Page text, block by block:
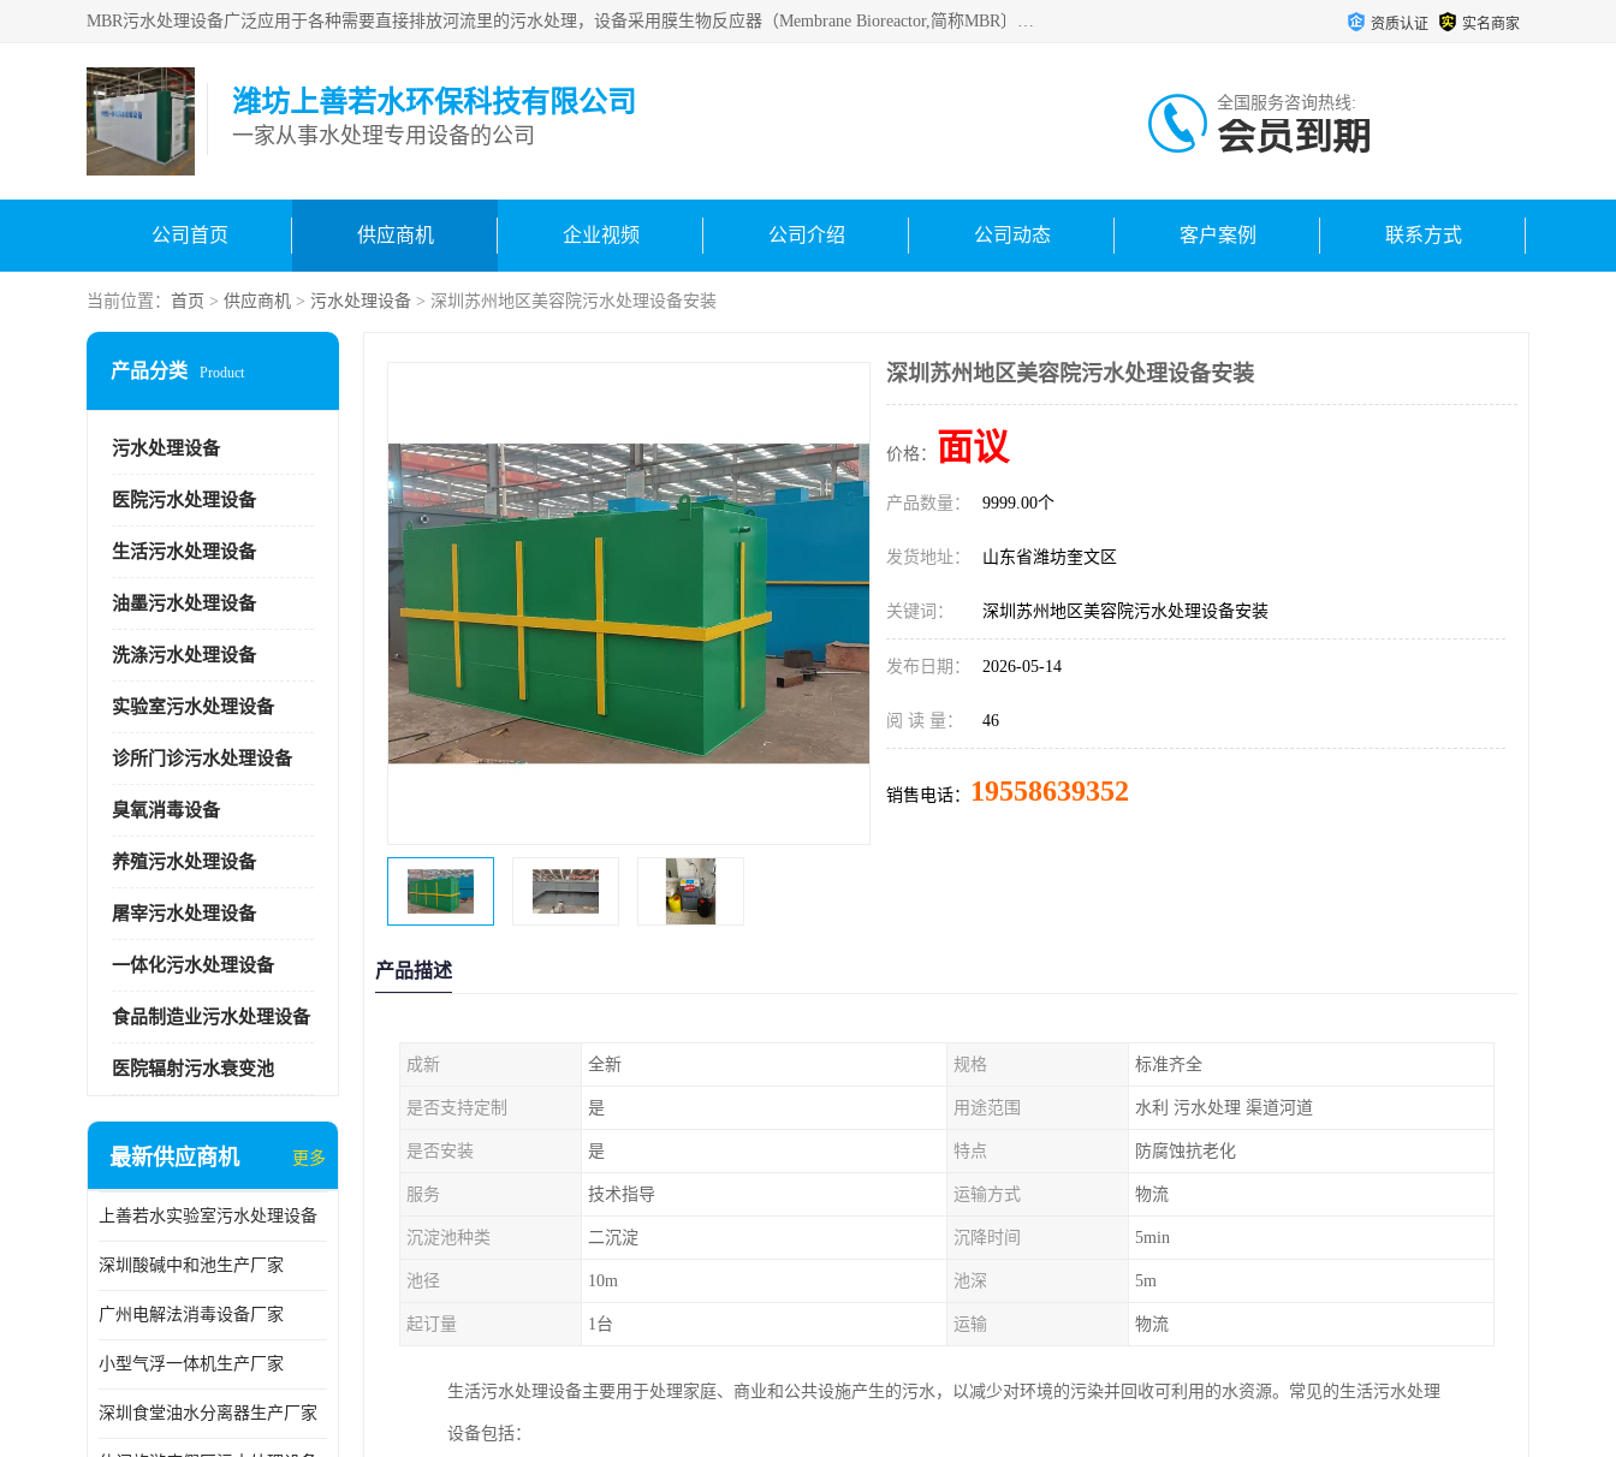
MBR污水处理设备广泛应用于各种需要直接排放河流里的污水处理，设备采用膜生物反应器（Membrane Bioreactor,简称MBR〕技术，取代了传统工艺中的二沉池，它可以*地进行固液分离，得到直接使用的稳定中水，又可在生物池内维持高浓度的微生物量，工艺剩余污泥少，极有效地去除氨氮，出水悬浮物和浊度接近于零，出水中细菌和病毒被大幅度去除，能耗低，占地面积小。 资质认证 实名商家
潍坊上善若水环保科技有限公司
一家从事水处理专用设备的公司
全国服务咨询热线:
会员到期
公司首页 供应商机 企业视频 公司介绍 公司动态 客户案例 联系方式
当前位置： 首页 > 供应商机 > 污水处理设备 > 深圳苏州地区美容院污水处理设备安装
产品分类 Product
污水处理设备
医院污水处理设备
生活污水处理设备
油墨污水处理设备
洗涤污水处理设备
实验室污水处理设备
诊所门诊污水处理设备
臭氧消毒设备
养殖污水处理设备
屠宰污水处理设备
一体化污水处理设备
食品制造业污水处理设备
医院辐射污水衰变池
最新供应商机 更多
上善若水实验室污水处理设备
深圳酸碱中和池生产厂家
广州电解法消毒设备厂家
小型气浮一体机生产厂家
深圳食堂油水分离器生产厂家
深圳苏州地区美容院污水处理设备安装
价格： 面议
产品数量： 9999.00个
发货地址： 山东省潍坊奎文区
关键词： 深圳苏州地区美容院污水处理设备安装
发布日期： 2026-05-14
阅 读 量： 46
销售电话： 19558639352
产品描述
成新 全新 规格 标准齐全
是否支持定制 是 用途范围 水利 污水处理 渠道河道
是否安装 是 特点 防腐蚀抗老化
服务 技术指导 运输方式 物流
沉淀池种类 二沉淀 沉降时间 5min
池径 10m 池深 5m
起订量 1台 运输 物流
生活污水处理设备主要用于处理家庭、商业和公共设施产生的污水，以减少对环境的污染并回收可利用的水资源。常见的生活污水处理
设备包括：